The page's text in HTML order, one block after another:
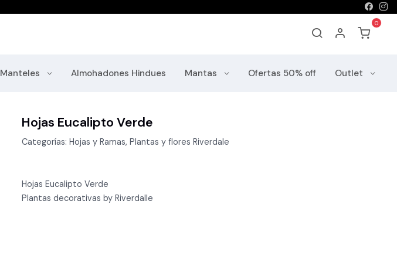
Manteles Almohadones Hindues Mantas Ofertas 50% off Outlet
Hojas Eucalipto Verde
Categorías: Hojas y Ramas, Plantas y flores Riverdale
Hojas Eucalipto Verde
Plantas decorativas by Riverdalle